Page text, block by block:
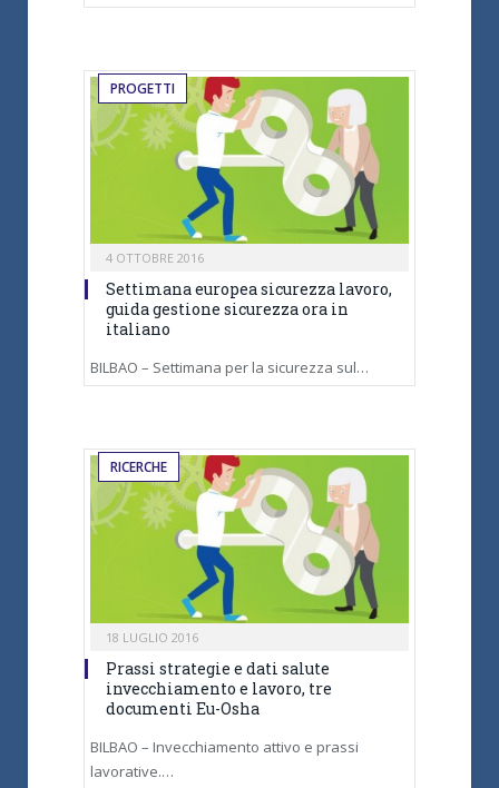
PROGETTI
4 OTTOBRE 2016
Settimana europea sicurezza lavoro,
guida gestione sicurezza ora in
italiano
BILBAO – Settimana per la sicurezza sul…
RICERCHE
18 LUGLIO 2016
Prassi strategie e dati salute
invecchiamento e lavoro, tre
documenti Eu-Osha
BILBAO – Invecchiamento attivo e prassi
lavorative.…